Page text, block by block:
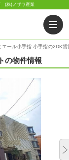
(株)ノザワ産業
エール小手指 小手指の2DK賃
の物件情報